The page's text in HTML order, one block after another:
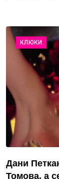
КЛЮКИ
Дани
Томова, а